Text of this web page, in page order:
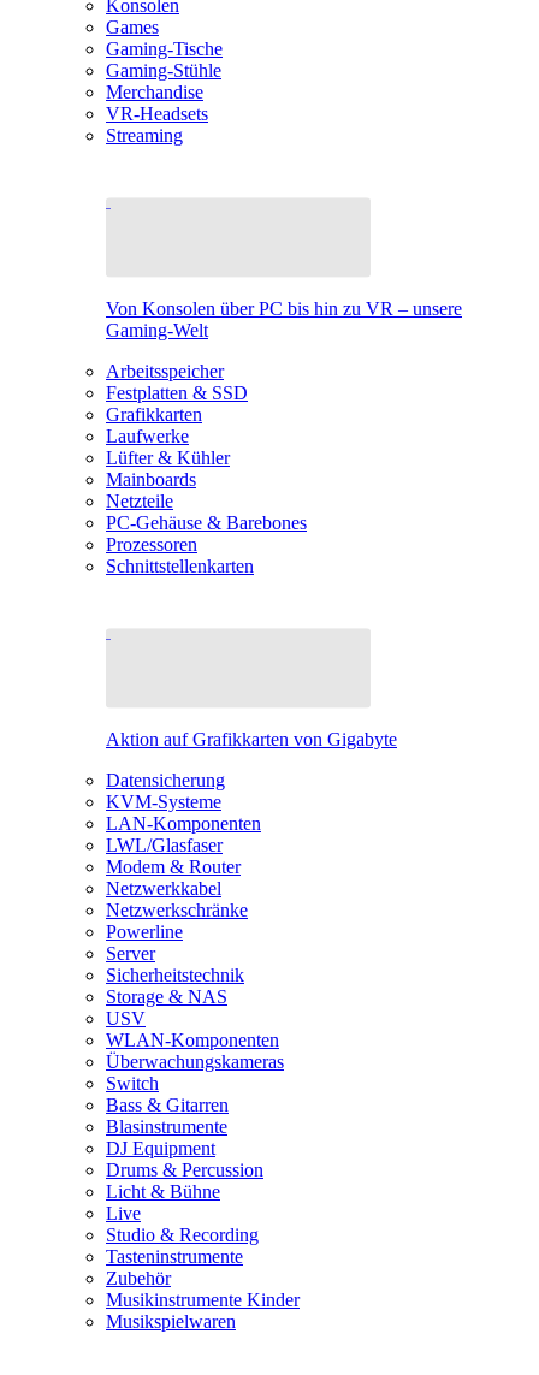
Konsolen
Games
Gaming-Tische
Gaming-Stühle
Merchandise
VR-Headsets
Streaming
Von Konsolen über PC bis hin zu VR – unsere
Gaming-Welt
Arbeitsspeicher
Festplatten & SSD
Grafikkarten
Laufwerke
Lüfter & Kühler
Mainboards
Netzteile
PC-Gehäuse & Barebones
Prozessoren
Schnittstellenkarten
Aktion auf Grafikkarten von Gigabyte
Datensicherung
KVM-Systeme
LAN-Komponenten
LWL/Glasfaser
Modem & Router
Netzwerkkabel
Netzwerkschränke
Powerline
Server
Sicherheitstechnik
Storage & NAS
USV
WLAN-Komponenten
Überwachungskameras
Switch
Bass & Gitarren
Blasinstrumente
DJ Equipment
Drums & Percussion
Licht & Bühne
Live
Studio & Recording
Tasteninstrumente
Zubehör
Musikinstrumente Kinder
Musikspielwaren